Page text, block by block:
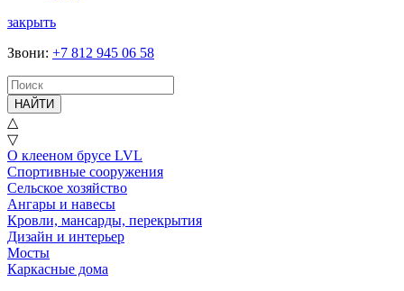
закрыть
Звони: +7 812 945 06 58
НАЙТИ
△
▽
О клееном брусе LVL
Спортивные сооружения
Сельское хозяйство
Ангары и навесы
Кровли, мансарды, перекрытия
Дизайн и интерьер
Мосты
Каркасные дома